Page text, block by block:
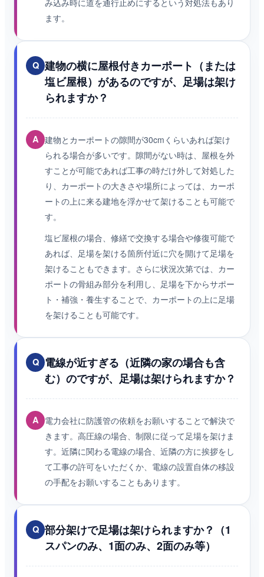
ます。
Q 建物の横に屋根付きカーポート（または
塩ビ屋根）があるのですが、足場は架け
られますか？
A 建物とカーポートの隙間が30cmくらいあれば架け
られる場合が多いです。隙間がない時は、屋根を外
すことが可能であれば工事の時だけ外して対処した
り、カーポートの大きさや場所によっては、カーポ
ートの上に来る建地を浮かせて架けることも可能で
す。
塩ビ屋根の場合、修繕で交換する場合や修復可能で
あれば、足場を架ける箇所付近に穴を開けて足場を
架けることもできます。さらに状況次第では、カー
ポートの骨組み部分を利用し、足場を下からサポー
ト・補強・養生することで、カーポートの上に足場
を架けることも可能です。
Q 電線が近すぎる（近隣の家の場合も含
む）のですが、足場は架けられますか？
A 電力会社に防護管の依頼をお願いすることで解決で
きます。高圧線の場合、制限に従って足場を架けま
す。近隣に関わる電線の場合、近隣の方に挨拶をし
て工事の許可をいただくか、電線の設置自体の移設
の手配をお願いすることもあります。
Q 部分架けで足場は架けられますか？（1
スパンのみ、1面のみ、2面のみ等）